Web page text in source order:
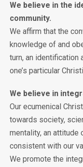
We believe in the
community.
We affirm that the
knowledge of and
turn, an identification
one’s particular
We believe in
Our ecumenical
towards society,
mentality, an attitude
consistent with our
We promote the